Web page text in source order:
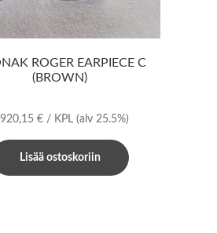
ROGER EARPIECE C
(BROWN)
€ / KPL(alv 25.5%)
Lisää ostoskoriin